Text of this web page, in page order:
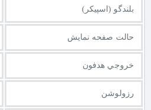
بلندگو (اسپیکر)
حالت صفحه نمایش
خروجي هدفون
رزولوشن